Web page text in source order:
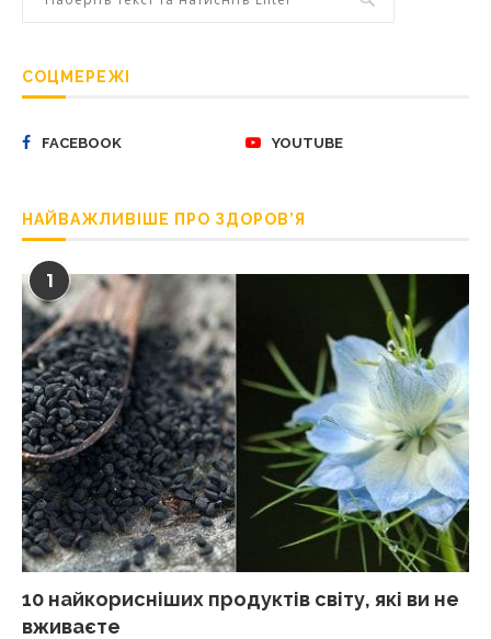
СОЦМЕРЕЖІ
FACEBOOK YOUTUBE
НАЙВАЖЛИВІШЕ ПРО ЗДОРОВ’Я
1
10 найкорисніших продуктів світу, які ви не
вживаєте